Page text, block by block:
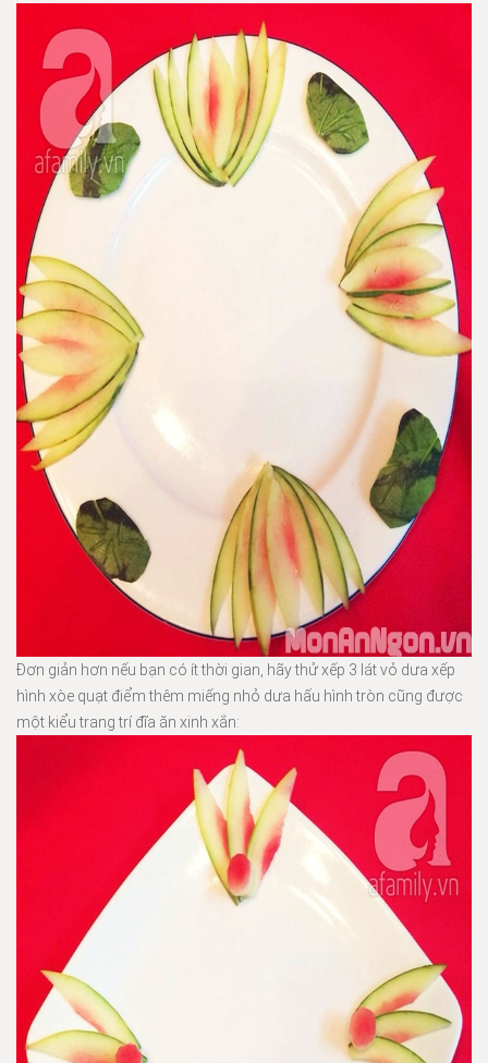
Đơn giản hơn nếu bạn có ít thời gian, hãy thử xếp 3 lát vỏ dưa xếp
hình xòe quạt điểm thêm miếng nhỏ dưa hấu hình tròn cũng được
một kiểu trang trí đĩa ăn xinh xắn: